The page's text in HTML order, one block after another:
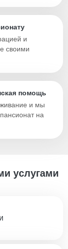
и
своими
помощь
и мы
на
услугами